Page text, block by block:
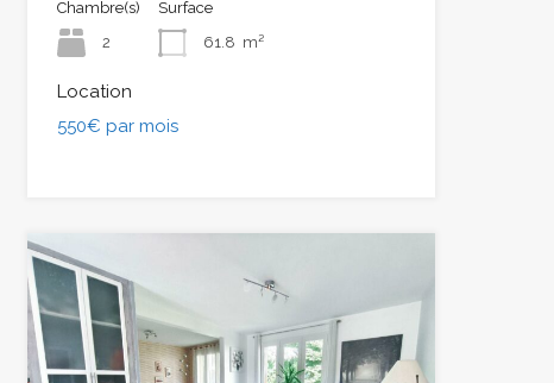
Chambre(s)
2
Surface
61.8 m²
Location
550€ par mois